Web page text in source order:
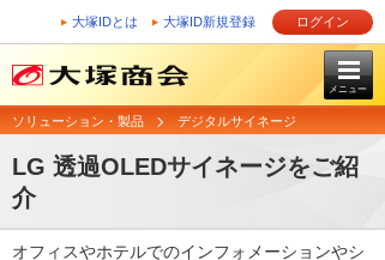
大塚IDとは 大塚ID新規登録 ログイン
メニュー
ソリューション・製品 デジタルサイネージ
LG 透過OLEDサイネージをご紹
介
オフィスやホテルでのインフォメーションやシ